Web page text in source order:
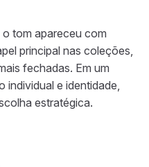
o tom apareceu com
principal nas coleções,
fechadas. Em um
individual e identidade,
estratégica.